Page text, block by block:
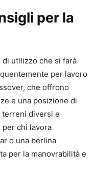
per la
utilizzo che si farà
per lavoro
che offrono
e una posizione di
terreni diversi e
per chi lavora
o una berlina
per la manovrabilità e